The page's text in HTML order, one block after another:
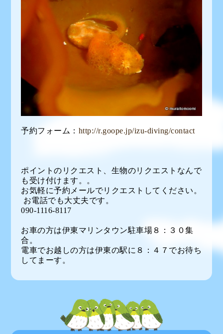
予約フォーム： http://r.goope.jp/izu-diving/contact
ポイントのリクエスト、生物のリクエストなんで
も受け付けます。。
お気軽に予約メールでリクエストしてください。
お電話でも大丈夫です。
090-1116-8117
お車の方は伊東マリンタウン駐車場８：３０集
合。
電車でお越しの方は伊東の駅に８：４７でお待ち
してまーす。